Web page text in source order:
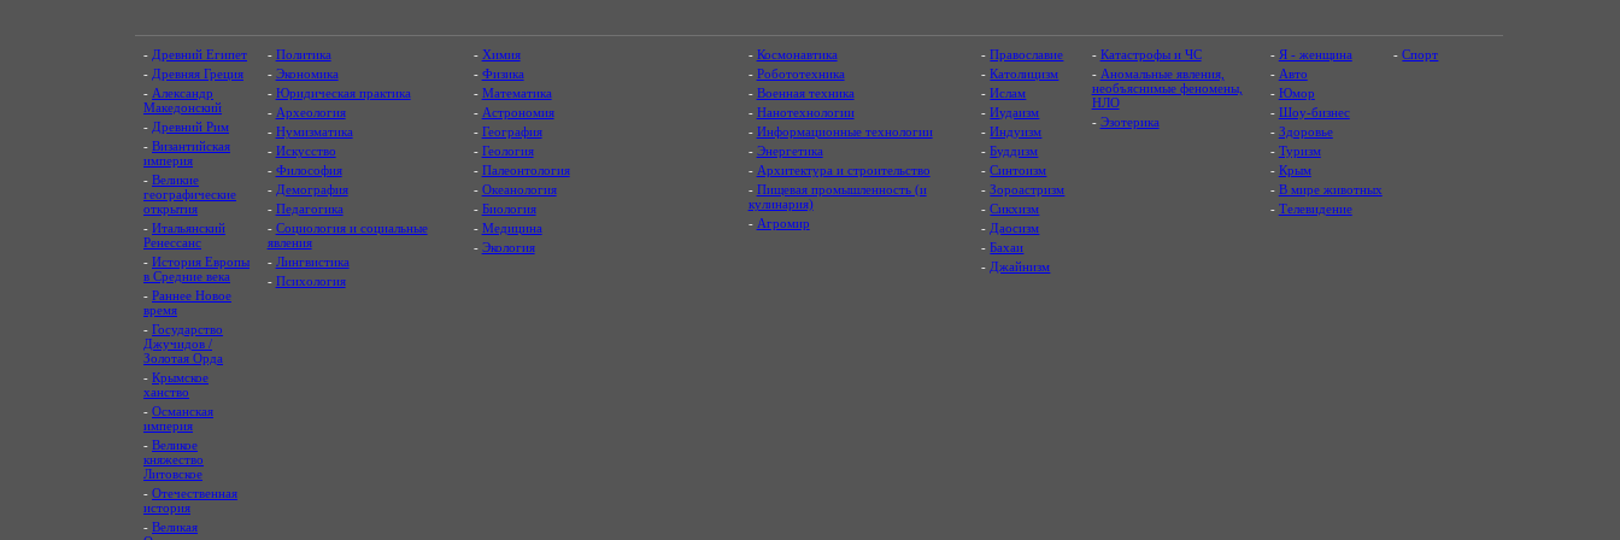
- Древний Египет
- Древняя Греция
- Александр
Македонский
- Древний Рим
- Византийская
империя
- Великие
географические
открытия
- Итальянский
Ренессанс
- История Европы
в Средние века
- Раннее Новое
время
- Государство
Джучидов /
Золотая Орда
- Крымское
ханство
- Османская
империя
- Великое
княжество
Литовское
- Отечественная
история
- Великая
- Политика
- Экономика
- Юридическая практика
- Археология
- Нумизматика
- Искусство
- Философия
- Демография
- Педагогика
- Социология и социальные
явления
- Лингвистика
- Психология
- Химия
- Физика
- Математика
- Астрономия
- География
- Геология
- Палеонтология
- Океанология
- Биология
- Медицина
- Экология
- Космонавтика
- Робототехника
- Военная техника
- Нанотехнологии
- Информационные технологии
- Энергетика
- Архитектура и строительство
- Пищевая промышленность (и
кулинария)
- Агромир
-Православие
-Католицизм
-Ислам
-Иудаизм
-Индуизм
-Буддизм
-Синтоизм
-Зороастризм
-Сикхизм
- Даосизм
-Бахаи
- Джайнизм
- Катастрофы и ЧС
- Аномальные явления,
необъяснимые феномены,
НЛО
- Эзотерика
- Я - женщина
- Авто
- Юмор
- Шоу-бизнес
- Здоровье
- Туризм
- Крым
- В мире животных
- Телевидение
-Спорт